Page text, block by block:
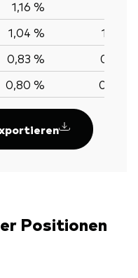
1,16 %
1,04 %
1,04 %
0,83 %
0,83 %
0,80 % 0,80 %
Positionen